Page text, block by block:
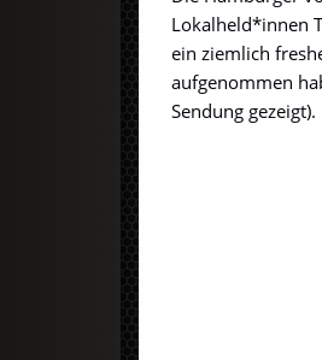
Lokalheld*innen
ein ziemlich
aufgenommen
Sendung gezeigt).